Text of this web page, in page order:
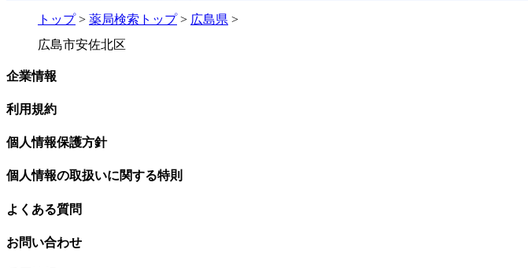
トップ> 薬局検索トップ> 広島県 >
広島市安佐北区
企業情報
利用規約
個人情報保護方針
個人情報の取扱いに関する特則
よくある質問
お問い合わせ